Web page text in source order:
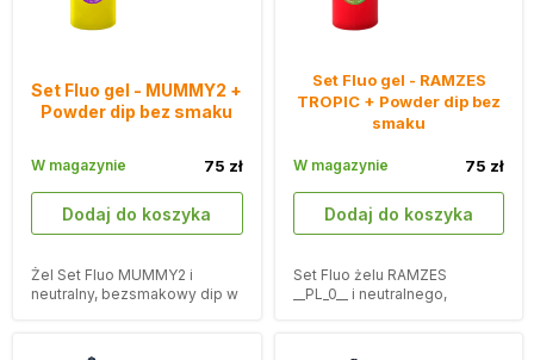
Set Fluo gel - MUMMY2 +
Powder dip bez smaku
Dodaj do koszyka
75 zł
W magazynie
Żel Set Fluo MUMMY2 i
neutralny, bezsmakowy dip w
Set Fluo gel - RAMZES
TROPIC + Powder dip bez
smaku
Dodaj do koszyka
75 zł
W magazynie
Set Fluo żelu RAMZES
__PL_0__ i neutralnego,